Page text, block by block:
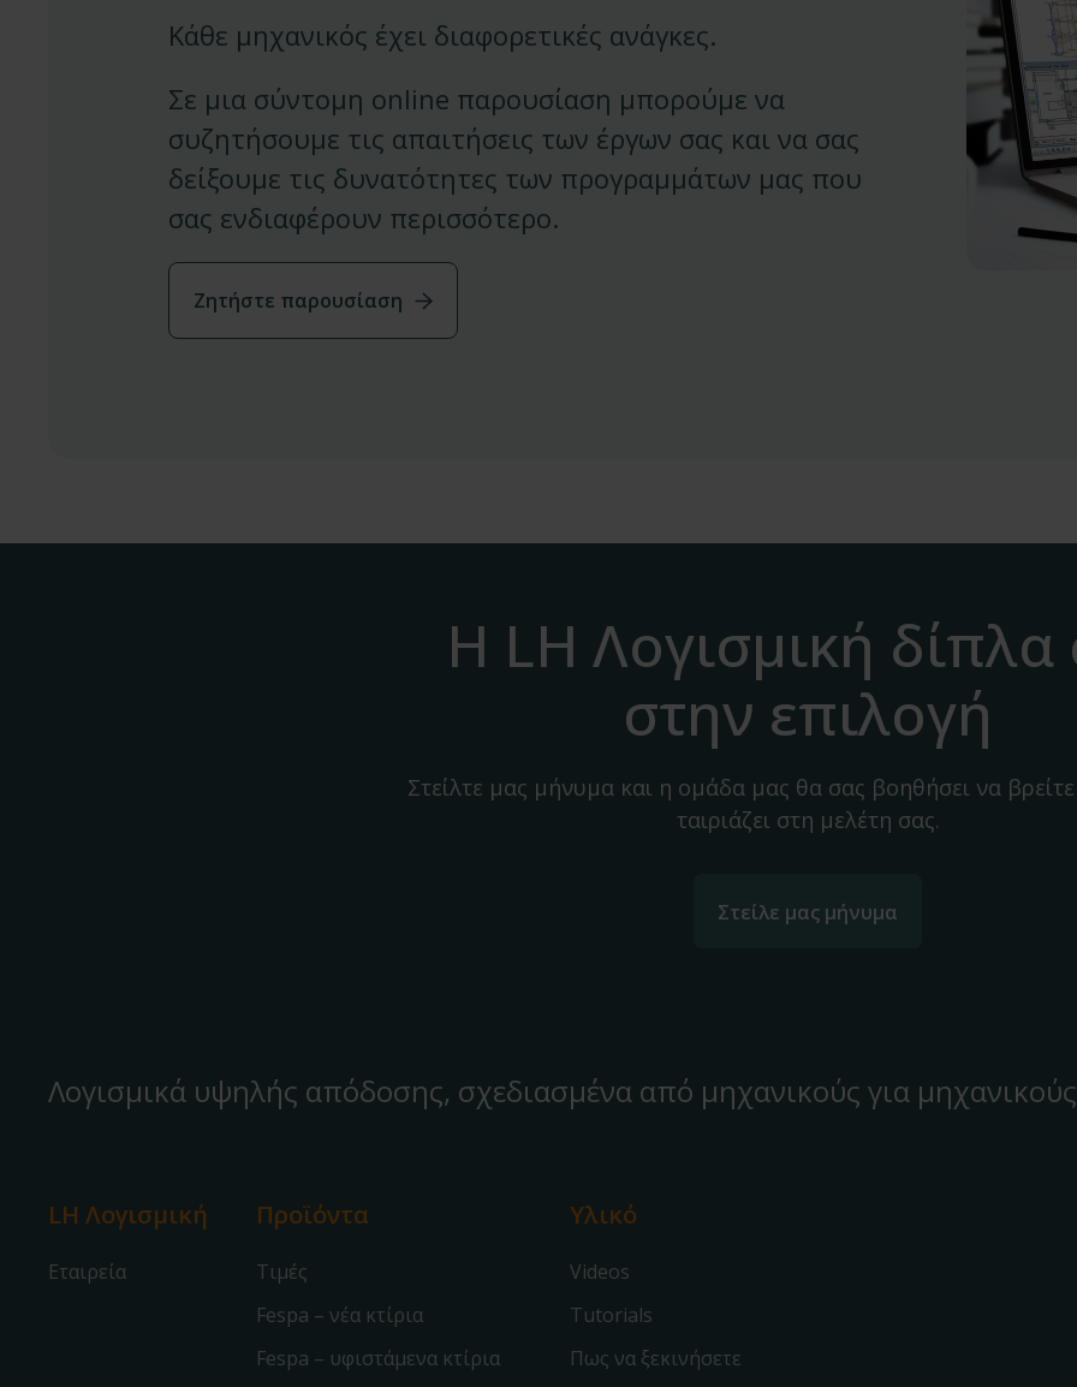
Κάθε μηχανικός έχει διαφορετικές ανάγκες.
Σε μια σύντομη online παρουσίαση μπορούμε να
συζητήσουμε τις απαιτήσεις των έργων σας και να σας
δείξουμε τις δυνατότητες των προγραμμάτων μας που
σας ενδιαφέρουν περισσότερο.
Ζητήστε παρουσίαση
Η LH Λογισμική δίπλα
στην επιλογή
Στείλτε μας μήνυμα και η ομάδα μας θα σας βοηθήσει να
ταιριάζει στη μελέτη σας.
Στείλε μας μήνυμα
Λογισμικά υψηλής απόδοσης, σχεδιασμένα από μηχανικούς για
LH Λογισμική
Εταιρεία
Προϊόντα
Τιμές
Fespa – νέα κτίρια
Fespa – υφιστάμενα κτίρια
Υλικό
Videos
Tutorials
Πως να ξεκινήσετε